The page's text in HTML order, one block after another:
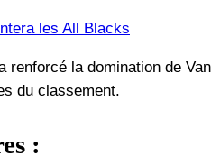
les All Blacks
renforcé la domination de
du classement.
: